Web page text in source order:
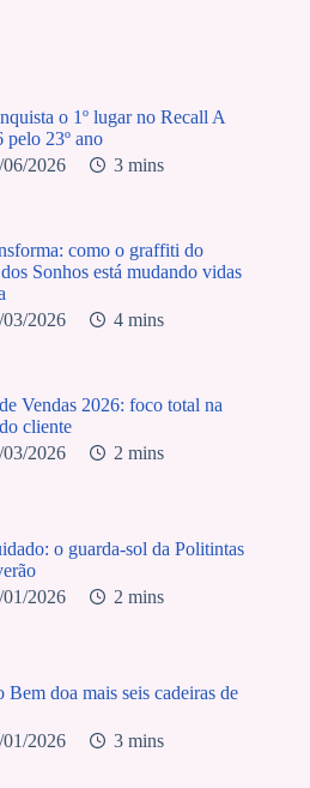
o 1º lugar no Recall A
pelo 23º ano
06/2026
3 mins
como o graffiti do
Sonhos está mudando vidas
03/2026
4 mins
Vendas 2026: foco total na
cliente
03/2026
2 mins
o guarda-sol da Politintas
01/2026
2 mins
Bem doa mais seis cadeiras de
01/2026
3 mins